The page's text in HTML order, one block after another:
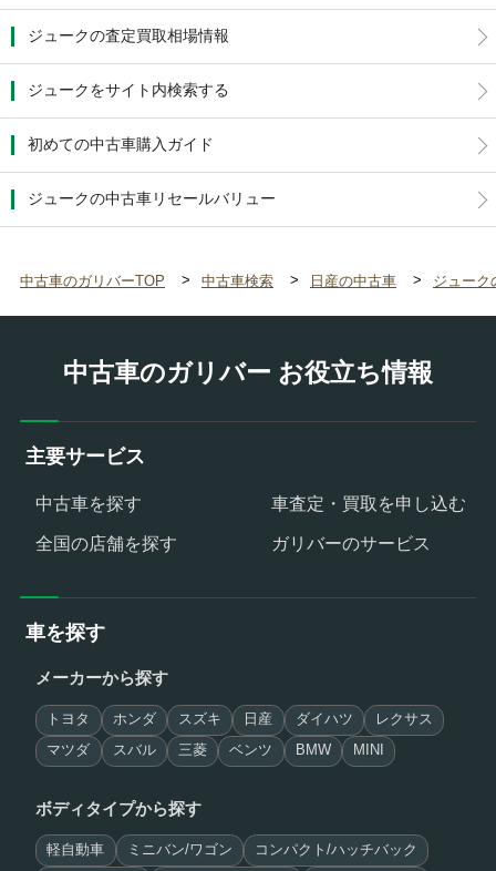
ジュークの査定買取相場情報
ジュークをサイト内検索する
初めての中古車購入ガイド
ジュークの中古車リセールバリュー
中古車のガリバーTOP 中古車検索 日産の中古車 ジューク
中古車のガリバー お役立ち情報
主要サービス
中古車を探す
車査定・買取を申し込む
全国の店舗を探す
ガリバーのサービス
車を探す
メーカーから探す
トヨタ ホンダ スズキ 日産 ダイハツ レクサス
マツダ スバル 三菱 ベンツ BMW MINI
ボディタイプから探す
軽自動車 ミニバン/ワゴン コンパクト/ハッチバック